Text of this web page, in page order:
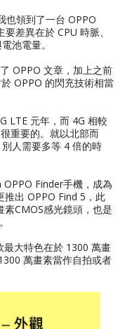
也領到了一台 OPPO
差異在於 CPU 時脈、
池電量。
OPPO 文章，加上之前
OPPO 的閃充技術相當
LTE 元年，而 4G 相較
重要的。就以北部而
人需要多等 4 倍的時
Finder手機，成為
推出 OPPO Find 5，此
CMOS感光鏡頭，也是
大特色在於 1300 萬畫
萬畫素當作自拍或者